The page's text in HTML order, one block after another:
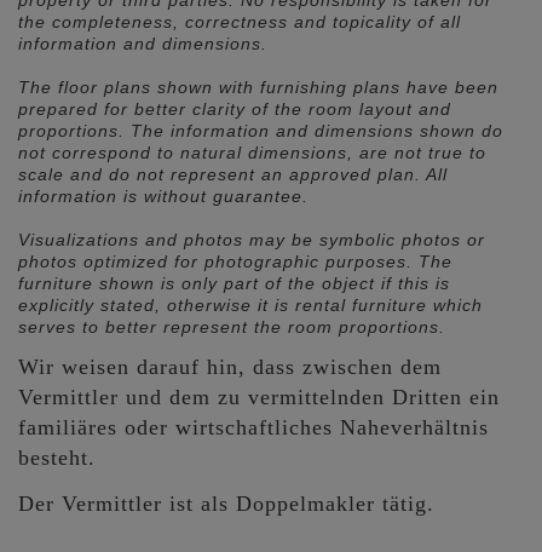
the completeness, correctness and topicality of all
information and dimensions.
The floor plans shown with furnishing plans have been
prepared for better clarity of the room layout and
proportions. The information and dimensions shown do
not correspond to natural dimensions, are not true to
scale and do not represent an approved plan. All
information is without guarantee.
Visualizations and photos may be symbolic photos or
photos optimized for photographic purposes. The
furniture shown is only part of the object if this is
explicitly stated, otherwise it is rental furniture which
serves to better represent the room proportions.
Wir weisen darauf hin, dass zwischen dem
Vermittler und dem zu vermittelnden Dritten ein
familiäres oder wirtschaftliches Naheverhältnis
besteht.
Der Vermittler ist als Doppelmakler tätig.